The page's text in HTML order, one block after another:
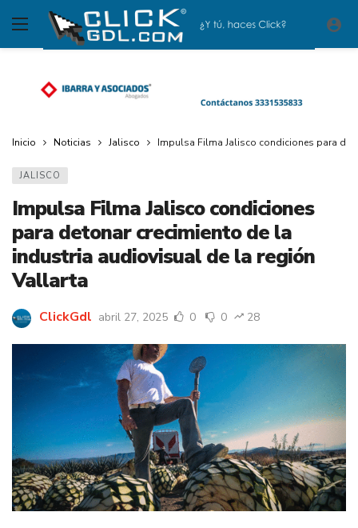
Inicio Noticias Jalisco Impulsa Filma Jalisco condiciones para
JALISCO
Impulsa Filma Jalisco condiciones
para detonar crecimiento de la
industria audiovisual de la región
Vallarta
ClickGdl abril 27, 2025 0 0 28